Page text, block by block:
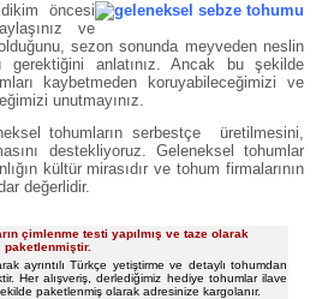
dikim öncesi
ve
sezon sonunda meyveden neslin
gerektiğini anlatınız. Ancak bu şekilde
kaybetmeden koruyabileceğimizi ve
unutmayınız.
tohumların serbestçe üretilmesini,
destekliyoruz. Geleneksel tohumlar
kültür mirasıdır ve tohum firmalarının
değerlidir.
çimlenme testi yapılmış ve taze olarak
paketlenmiştir.
ayrıntılı Türkçe yetiştirme ve detaylı tohumdan
Her alışveriş, derlediğimiz hediye tohumlar ilave
paketlenmiş olarak adresinize kargolanır.